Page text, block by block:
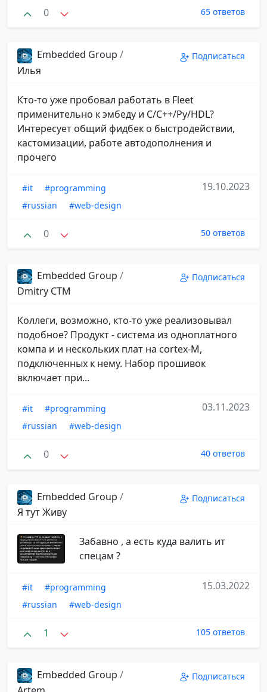
0 65 ответов
Embedded Group /
Илья
Подписаться
Кто-то уже пробовал работать в Fleet
применительно к эмбеду и С/С++/Py/HDL?
Интересует общий фидбек о быстродействии,
кастомизации, работе автодополнения и
прочего
#it
#programming
#russian
#web-design
19.10.2023
0 50 ответов
Embedded Group /
Dmitry CTM
Подписаться
Коллеги, возможно, кто-то уже реализовывал
подобное? Продукт - система из одноплатного
компа и и нескольких плат на cortex-M,
подключенных к нему. Набор прошивок
включает при...
#it
#programming
#russian
#web-design
03.11.2023
0 40 ответов
Embedded Group /
Я тут Живу
Подписаться
Забавно , а есть куда валить ит
спецам ?
#it
#programming
#russian
#web-design
15.03.2022
1 105 ответов
Embedded Group /
Подписаться